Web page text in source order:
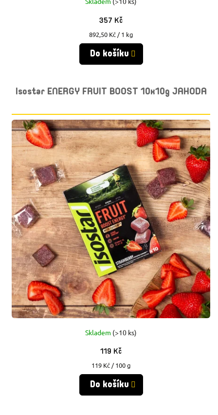
357 Kč
Měrná
cena:
892,50 Kč / 1 kg
Do košíku
Isostar ENERGY FRUIT BOOST 10x10g JAHODA
Skladem (>10 ks)
119 Kč
Měrná
cena:
119 Kč / 100 g
Do košíku